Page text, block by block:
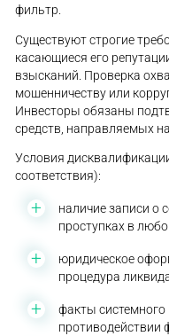
фильтр.
Существуют строгие
касающиеся его
взысканий. Проверка
мошенничеству или
Инвесторы обязаны
средств, направляемых
Условия
соответствия):
наличие записи о
проступках в
юридическое
процедура
факты